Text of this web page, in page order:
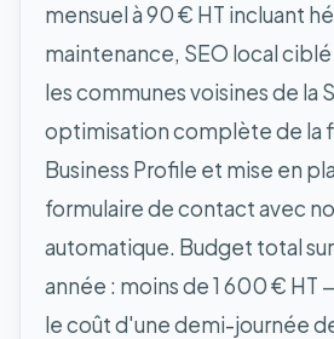
mensuel à 90 € HT incluant
maintenance, SEO local
les communes voisines de la
optimisation complète de la
Business Profile et mise en
formulaire de contact avec
automatique. Budget total
année : moins de 1 600 € HT
le coût d'une demi-journée